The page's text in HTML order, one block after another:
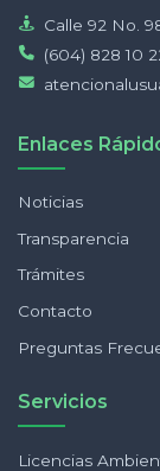
Calle 92 No.
(604) 828 10
Enlaces
Noticias
Transparencia
Trámites
Contacto
Preguntas
Servicios
Licencias